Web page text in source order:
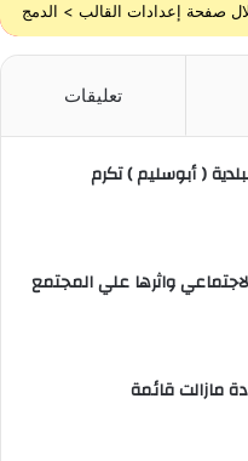
تعليقات
( أبوسليم ) تكرم
واثرها علي المجتمع
مازالت قائمة